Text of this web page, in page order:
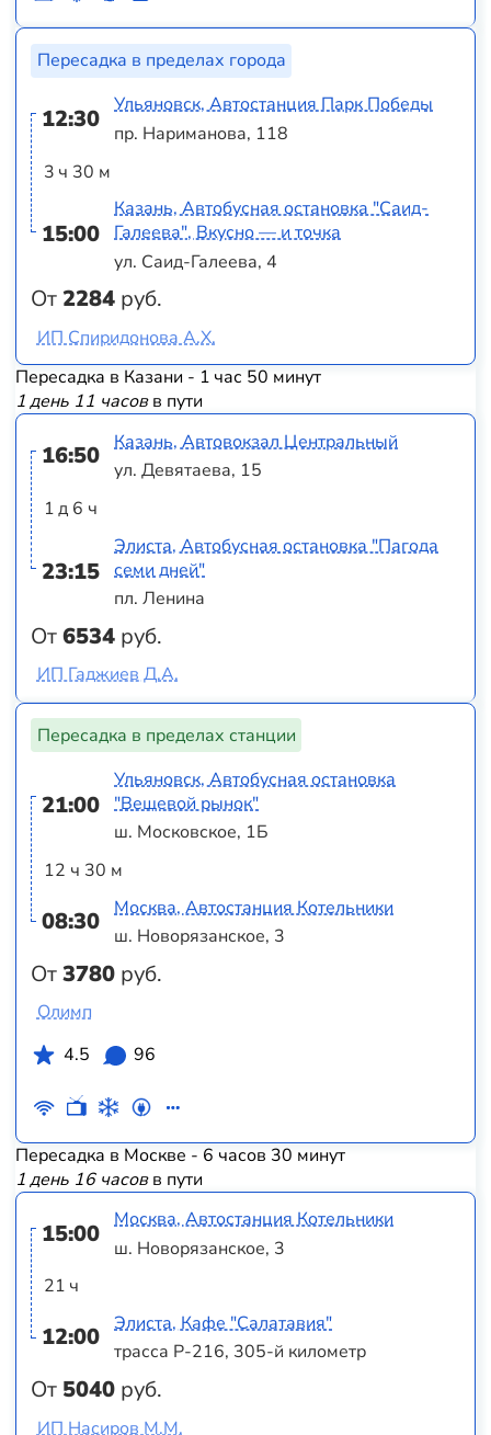
Пересадка в пределах города
12:30
3 ч 30 м
15:00
От2284 руб.
Ульяновск, Автостанция Парк Победы
пр. Нариманова, 118
Казань, Автобусная остановка "Саид-
Галеева", Вкусно — и точка
ул. Саид-Галеева, 4
ИП Спиридонова А.Х.
Пересадка в Казани - 1 час 50 минут
1 день 11 часовв пути
16:50
1 д 6 ч
23:15
От6534 руб.
Казань, Автовокзал Центральный
ул. Девятаева, 15
Элиста, Автобусная остановка "Пагода
семи дней"
пл. Ленина
ИП Гаджиев Д.А.
Пересадка в пределах станции
21:00
12 ч 30 м
08:30
От3780 руб.
Ульяновск, Автобусная остановка
"Вещевой рынок"
ш. Московское, 1Б
Москва, Автостанция Котельники
ш. Новорязанское, 3
Олимп
4.5
96
Пересадка в Москве - 6 часов 30 минут
1 день 16 часовв пути
15:00
21 ч
12:00
От 5040 руб.
Москва, Автостанция Котельники
ш. Новорязанское, 3
Элиста, Кафе "Салатавия"
трасса Р-216, 305-й километр
ИП Насиров М.М.